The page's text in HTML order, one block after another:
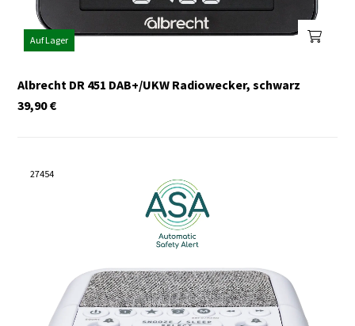
Auf Lager
Albrecht DR 451 DAB+/UKW Radiowecker, schwarz
€
39,90
27454